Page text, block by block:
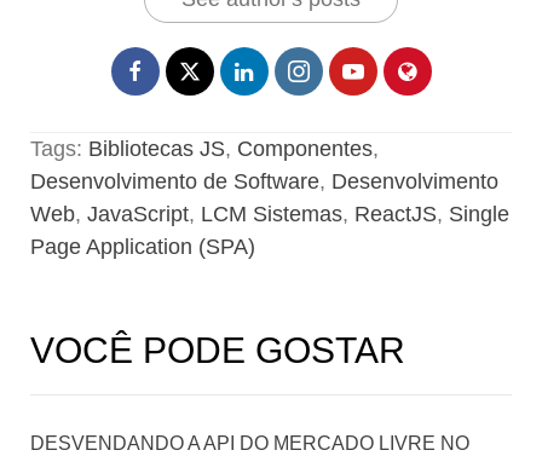
Tags: Bibliotecas JS, Componentes,
Desenvolvimento de Software, Desenvolvimento
Web, JavaScript, LCM Sistemas, ReactJS, Single
Page Application (SPA)
VOCÊ PODE GOSTAR
DESVENDANDO A API DO MERCADO LIVRE NO